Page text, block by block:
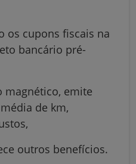
os cupons fiscais na
bancário pré-
magnético, emite
de km,
outros benefícios.